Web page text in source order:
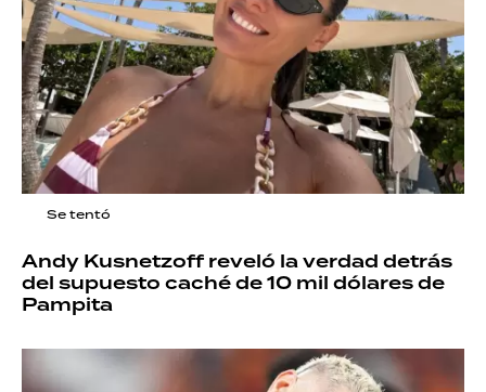
Se tentó
Andy Kusnetzoff reveló la verdad detrás
del supuesto caché de 10 mil dólares de
Pampita